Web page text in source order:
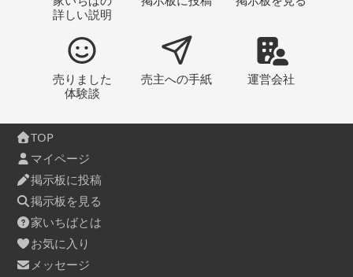
詳しい説明
売りました
体験談
売主への手紙 運営会社
TOP
マイページ
掲示板に投稿
掲示板を見る
家いちばとは
お気に入り
メッセージ